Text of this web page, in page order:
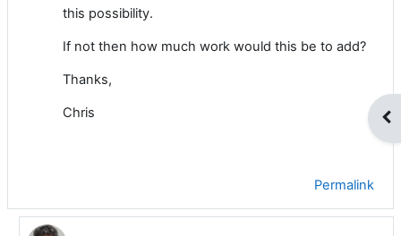
this possibility.
If not then how much work would this be to add?
Thanks,
Chris
Permalink